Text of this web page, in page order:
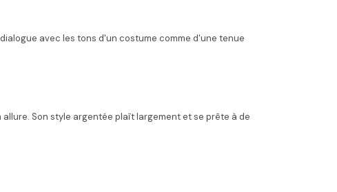
avec les tons d'un costume comme d'une tenue
Son style argentée plaît largement et se prête à de